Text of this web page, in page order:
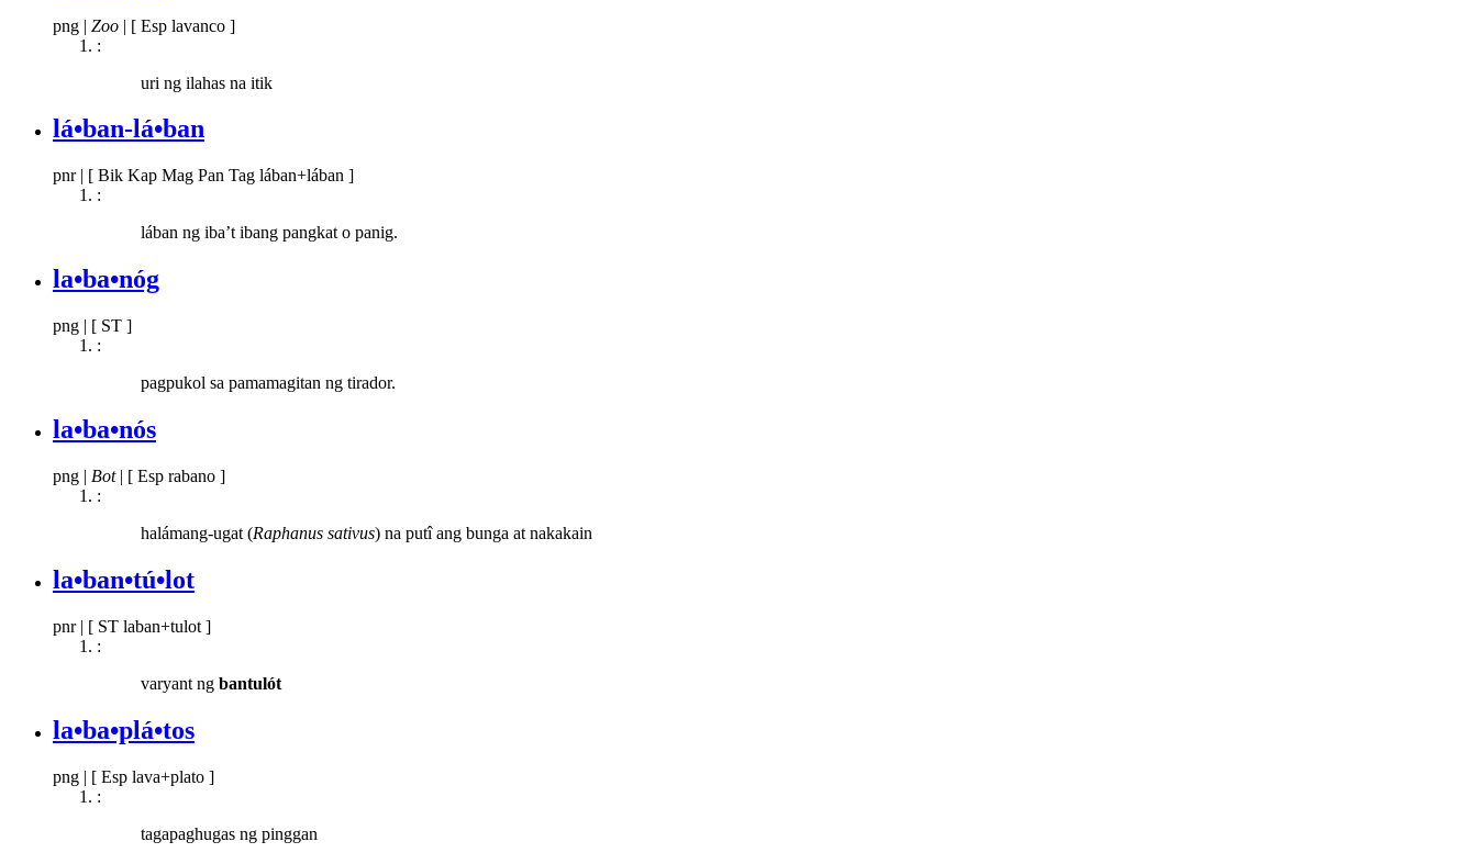
png | Zoo | [ Esp lavanco ]
:
uri ng ilahas na itik
lá•ban-lá•ban
pnr | [ Bik Kap Mag Pan Tag lában+lában ]
:
lában ng iba’t ibang pangkat o panig.
la•ba•nóg
png | [ ST ]
:
pagpukol sa pamamagitan ng tirador.
la•ba•nós
png | Bot | [ Esp rabano ]
:
halámang-ugat (Raphanus sativus) na putî ang bunga at nakakain
la•ban•tú•lot
pnr | [ ST laban+tulot ]
:
varyant ng bantulót
la•ba•plá•tos
png | [ Esp lava+plato ]
:
tagapaghugas ng pinggan